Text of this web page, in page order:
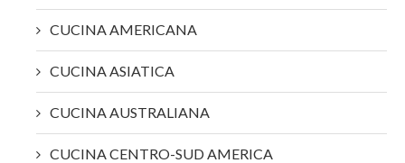
CUCINA AMERICANA
CUCINA ASIATICA
CUCINA AUSTRALIANA
CUCINA CENTRO-SUD AMERICA